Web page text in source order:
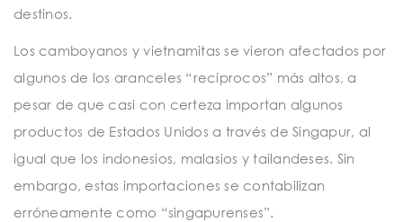
destinos.
Los camboyanos y vietnamitas se vieron afectados por
algunos de los aranceles “recíprocos” más altos, a
pesar de que casi con certeza importan algunos
productos de Estados Unidos a través de Singapur, al
igual que los indonesios, malasios y tailandeses. Sin
embargo, estas importaciones se contabilizan
erróneamente como “singapurenses”.